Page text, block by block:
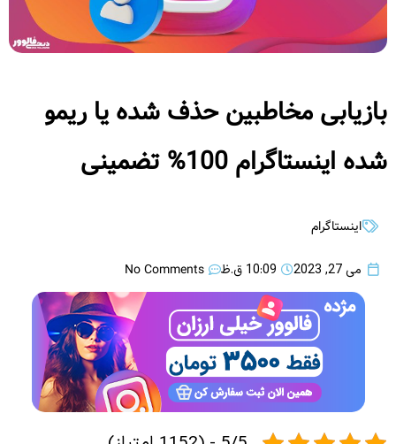
بازیابی مخاطبین حذف شده یا ریمو
شده اینستاگرام 100% تضمینی
اینستاگرام
می 27, 2023 10:09 ق.ظ No Comments